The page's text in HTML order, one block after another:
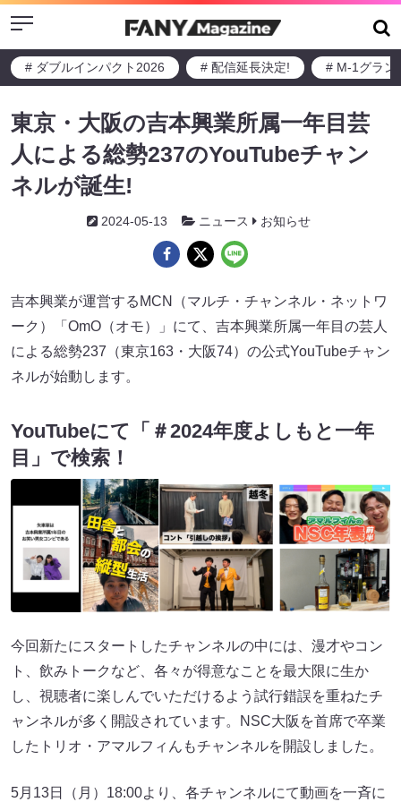
Menu
# ダブルインパクト2026 # 配信延長決定! # M-1グラン
東京・大阪の吉本興業所属一年目芸
人による総勢237のYouTubeチャン
ネルが誕生!
2024-05-13 ニュース お知らせ
吉本興業が運営するMCN（マルチ・チャンネル・ネットワ
ーク）「OmO（オモ）」にて、吉本興業所属一年目の芸人
による総勢237（東京163・大阪74）の公式YouTubeチャン
ネルが始動します。
YouTubeにて「＃2024年度よしもと一年
目」で検索！
今回新たにスタートしたチャンネルの中には、漫才やコン
ト、飲みトークなど、各々が得意なことを最大限に生か
し、視聴者に楽しんでいただけるよう試行錯誤を重ねたチ
ャンネルが多く開設されています。NSC大阪を首席で卒業
したトリオ・アマルフィんもチャンネルを開設しました。
5月13日（月）18:00より、各チャンネルにて動画を一斉に